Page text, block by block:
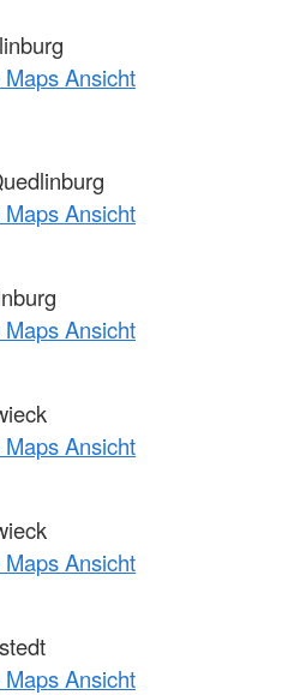
Ansicht
Ansicht
Ansicht
Ansicht
Ansicht
Ansicht